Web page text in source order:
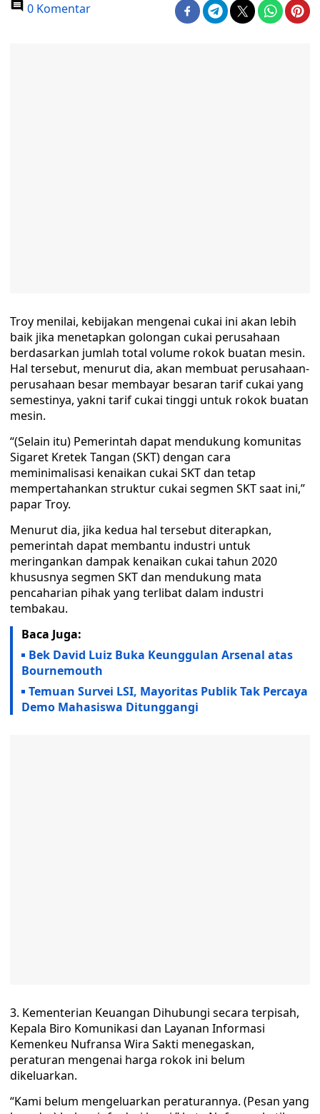
0 Komentar
Troy menilai, kebijakan mengenai cukai ini akan lebih
baik jika menetapkan golongan cukai perusahaan
berdasarkan jumlah total volume rokok buatan mesin.
Hal tersebut, menurut dia, akan membuat perusahaan-
perusahaan besar membayar besaran tarif cukai yang
semestinya, yakni tarif cukai tinggi untuk rokok buatan
mesin.
“(Selain itu) Pemerintah dapat mendukung komunitas
Sigaret Kretek Tangan (SKT) dengan cara
meminimalisasi kenaikan cukai SKT dan tetap
mempertahankan struktur cukai segmen SKT saat ini,”
papar Troy.
Menurut dia, jika kedua hal tersebut diterapkan,
pemerintah dapat membantu industri untuk
meringankan dampak kenaikan cukai tahun 2020
khususnya segmen SKT dan mendukung mata
pencaharian pihak yang terlibat dalam industri
tembakau.
Baca Juga:
Bek David Luiz Buka Keunggulan Arsenal atas
Bournemouth
Temuan Survei LSI, Mayoritas Publik Tak Percaya
Demo Mahasiswa Ditunggangi
3. Kementerian Keuangan Dihubungi secara terpisah,
Kepala Biro Komunikasi dan Layanan Informasi
Kemenkeu Nufransa Wira Sakti menegaskan,
peraturan mengenai harga rokok ini belum
dikeluarkan.
“Kami belum mengeluarkan peraturannya. (Pesan yang